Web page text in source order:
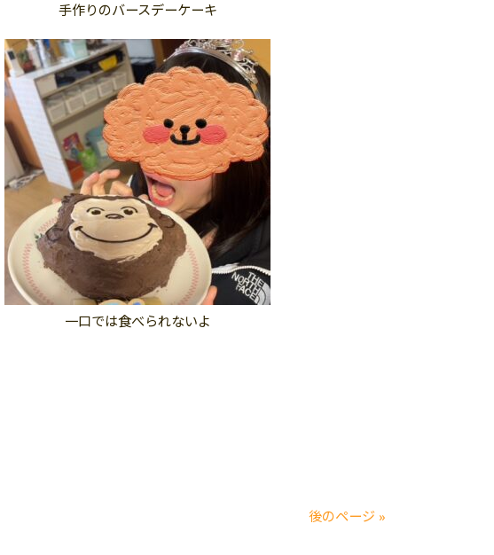
手作りのバースデーケーキ
一口では食べられないよ
後のページ »